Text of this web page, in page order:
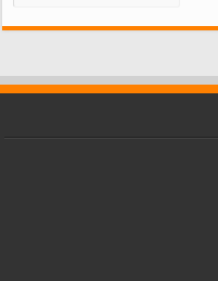
CATEGORIE